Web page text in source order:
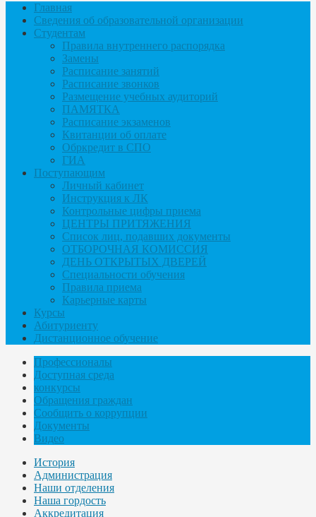
Главная
Сведения об образовательной организации
Студентам
Правила внутреннего распорядка
Замены
Расписание занятий
Расписание звонков
Размещение учебных аудиторий
ПАМЯТКА
Расписание экзаменов
Квитанции об оплате
Обркредит в СПО
ГИА
Поступающим
Личный кабинет
Инструкция к ЛК
Контрольные цифры приема
ЦЕНТРЫ ПРИТЯЖЕНИЯ
Список лиц, подавших документы
ОТБОРОЧНАЯ КОМИССИЯ
ДЕНЬ ОТКРЫТЫХ ДВЕРЕЙ
Специальности обучения
Правила приема
Карьерные карты
Курсы
Абитуриенту
Дистанционное обучение
Профессионалы
Доступная среда
конкурсы
Обращения граждан
Сообщить о коррупции
Документы
Видео
История
Администрация
Наши отделения
Наша гордость
Аккредитация